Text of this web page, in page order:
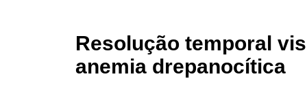
Resolução temporal
anemia drepanocítica